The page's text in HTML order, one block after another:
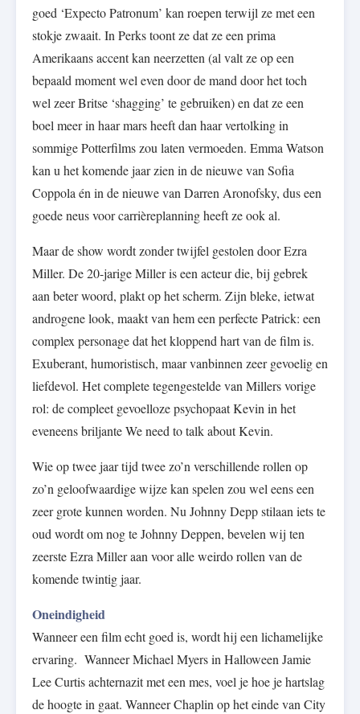
goed ‘Expecto Patronum’ kan roepen terwijl ze met een
stokje zwaait. In Perks toont ze dat ze een prima
Amerikaans accent kan neerzetten (al valt ze op een
bepaald moment wel even door de mand door het toch
wel zeer Britse ‘shagging’ te gebruiken) en dat ze een
boel meer in haar mars heeft dan haar vertolking in
sommige Potterfilms zou laten vermoeden. Emma Watson
kan u het komende jaar zien in de nieuwe van Sofia
Coppola én in de nieuwe van Darren Aronofsky, dus een
goede neus voor carrièreplanning heeft ze ook al.
Maar de show wordt zonder twijfel gestolen door Ezra
Miller. De 20-jarige Miller is een acteur die, bij gebrek
aan beter woord, plakt op het scherm. Zijn bleke, ietwat
androgene look, maakt van hem een perfecte Patrick: een
complex personage dat het kloppend hart van de film is.
Exuberant, humoristisch, maar vanbinnen zeer gevoelig en
liefdevol. Het complete tegengestelde van Millers vorige
rol: de compleet gevoelloze psychopaat Kevin in het
eveneens briljante We need to talk about Kevin.
Wie op twee jaar tijd twee zo’n verschillende rollen op
zo’n geloofwaardige wijze kan spelen zou wel eens een
zeer grote kunnen worden. Nu Johnny Depp stilaan iets te
oud wordt om nog te Johnny Deppen, bevelen wij ten
zeerste Ezra Miller aan voor alle weirdo rollen van de
komende twintig jaar.
Oneindigheid
Wanneer een film echt goed is, wordt hij een lichamelijke
ervaring. Wanneer Michael Myers in Halloween Jamie
Lee Curtis achternazit met een mes, voel je hoe je hartslag
de hoogte in gaat. Wanneer Chaplin op het einde van City